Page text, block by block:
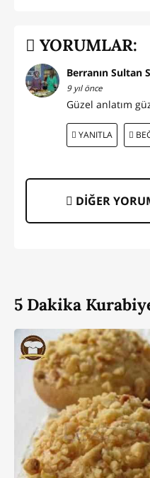
YORUMLAR:
Berranın Sultan
9 yıl önce
Güzel anlatım
YANITLA
DİĞER
5 Dakika